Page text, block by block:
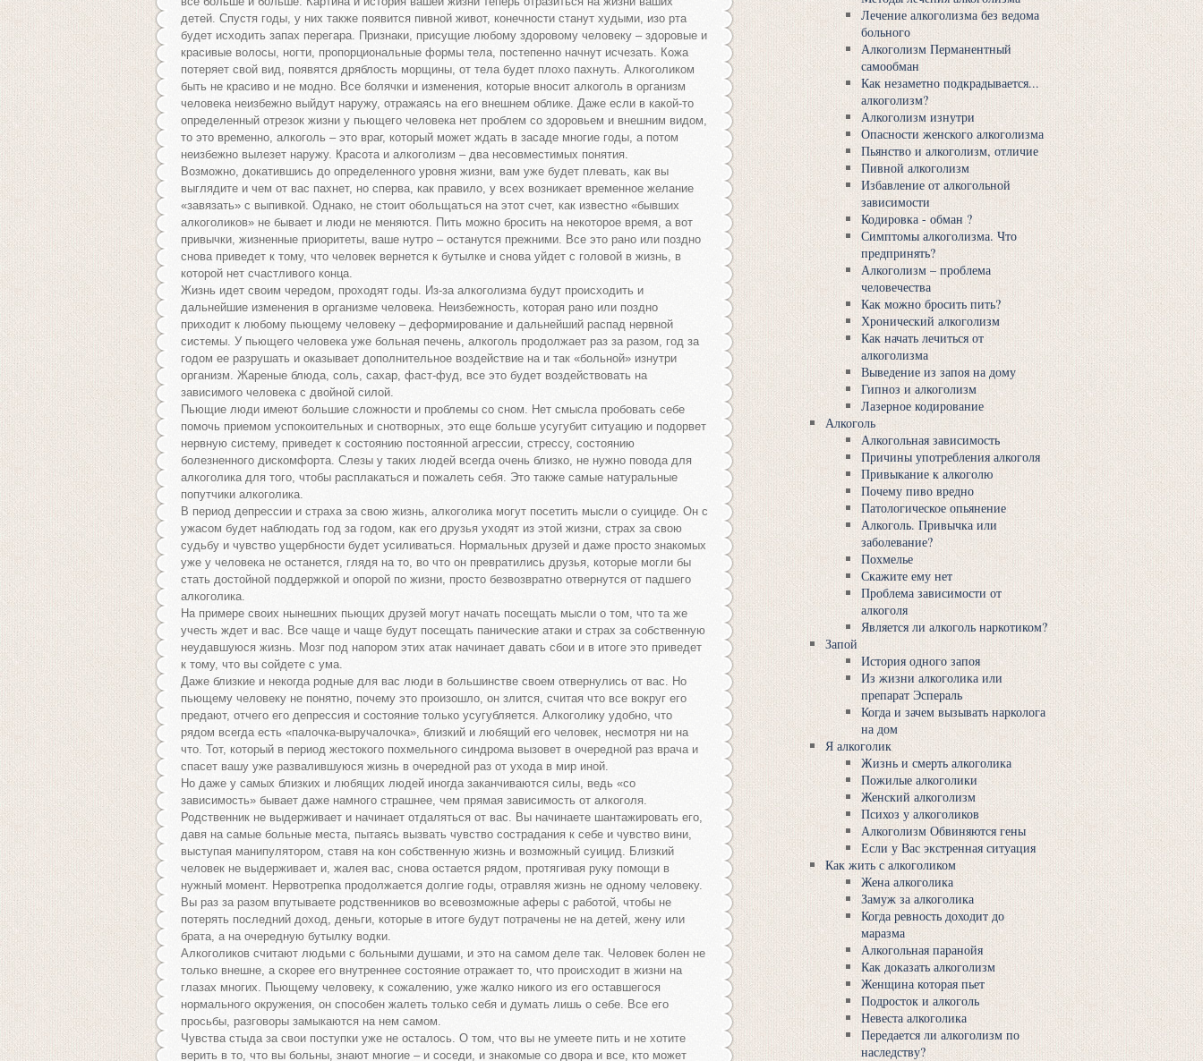
детей. Спустя годы, у них также появится пивной живот, конечности станут худыми, изо рта
будет исходить запах перегара. Признаки, присущие любому здоровому человеку – здоровые и
красивые волосы, ногти, пропорциональные формы тела, постепенно начнут исчезать. Кожа
потеряет свой вид, появятся дряблость морщины, от тела будет плохо пахнуть. Алкоголиком
быть не красиво и не модно. Все болячки и изменения, которые вносит алкоголь в организм
человека неизбежно выйдут наружу, отражаясь на его внешнем облике. Даже если в какой-то
определенный отрезок жизни у пьющего человека нет проблем со здоровьем и внешним видом,
то это временно, алкоголь – это враг, который может ждать в засаде многие годы, а потом
неизбежно вылезет наружу. Красота и алкоголизм – два несовместимых понятия.
Возможно, докатившись до определенного уровня жизни, вам уже будет плевать, как вы
выглядите и чем от вас пахнет, но сперва, как правило, у всех возникает временное желание
«завязать» с выпивкой. Однако, не стоит обольщаться на этот счет, как известно «бывших
алкоголиков» не бывает и люди не меняются. Пить можно бросить на некоторое время, а вот
привычки, жизненные приоритеты, ваше нутро – останутся прежними. Все это рано или поздно
снова приведет к тому, что человек вернется к бутылке и снова уйдет с головой в жизнь, в
которой нет счастливого конца.
Жизнь идет своим чередом, проходят годы. Из-за алкоголизма будут происходить и
дальнейшие изменения в организме человека. Неизбежность, которая рано или поздно
приходит к любому пьющему человеку – деформирование и дальнейший распад нервной
системы. У пьющего человека уже больная печень, алкоголь продолжает раз за разом, год за
годом ее разрушать и оказывает дополнительное воздействие на и так «больной» изнутри
организм. Жареные блюда, соль, сахар, фаст-фуд, все это будет воздействовать на
зависимого человека с двойной силой.
Пьющие люди имеют большие сложности и проблемы со сном. Нет смысла пробовать себе
помочь приемом успокоительных и снотворных, это еще больше усугубит ситуацию и подорвет
нервную систему, приведет к состоянию постоянной агрессии, стрессу, состоянию
болезненного дискомфорта. Слезы у таких людей всегда очень близко, не нужно повода для
алкоголика для того, чтобы расплакаться и пожалеть себя. Это также самые натуральные
попутчики алкоголика.
В период депрессии и страха за свою жизнь, алкоголика могут посетить мысли о суициде. Он с
ужасом будет наблюдать год за годом, как его друзья уходят из этой жизни, страх за свою
судьбу и чувство ущербности будет усиливаться. Нормальных друзей и даже просто знакомых
уже у человека не останется, глядя на то, во что он превратились друзья, которые могли бы
стать достойной поддержкой и опорой по жизни, просто безвозвратно отвернутся от падшего
алкоголика.
На примере своих нынешних пьющих друзей могут начать посещать мысли о том, что та же
учесть ждет и вас. Все чаще и чаще будут посещать панические атаки и страх за собственную
неудавшуюся жизнь. Мозг под напором этих атак начинает давать сбои и в итоге это приведет
к тому, что вы сойдете с ума.
Даже близкие и некогда родные для вас люди в большинстве своем отвернулись от вас. Но
пьющему человеку не понятно, почему это произошло, он злится, считая что все вокруг его
предают, отчего его депрессия и состояние только усугубляется. Алкоголику удобно, что
рядом всегда есть «палочка-выручалочка», близкий и любящий его человек, несмотря ни на
что. Тот, который в период жестокого похмельного синдрома вызовет в очередной раз врача и
спасет вашу уже развалившуюся жизнь в очередной раз от ухода в мир иной.
Но даже у самых близких и любящих людей иногда заканчиваются силы, ведь «со
зависимость» бывает даже намного страшнее, чем прямая зависимость от алкоголя.
Родственник не выдерживает и начинает отдаляться от вас. Вы начинаете шантажировать его,
давя на самые больные места, пытаясь вызвать чувство сострадания к себе и чувство вини,
выступая манипулятором, ставя на кон собственную жизнь и возможный суицид. Близкий
человек не выдерживает и, жалея вас, снова остается рядом, протягивая руку помощи в
нужный момент. Нервотрепка продолжается долгие годы, отравляя жизнь не одному человеку.
Вы раз за разом впутываете родственников во всевозможные аферы с работой, чтобы не
потерять последний доход, деньги, которые в итоге будут потрачены не на детей, жену или
брата, а на очередную бутылку водки.
Алкоголиков считают людьми с больными душами, и это на самом деле так. Человек болен не
только внешне, а скорее его внутреннее состояние отражает то, что происходит в жизни на
глазах многих. Пьющему человеку, к сожалению, уже жалко никого из его оставшегося
нормального окружения, он способен жалеть только себя и думать лишь о себе. Все его
просьбы, разговоры замыкаются на нем самом.
Чувства стыда за свои поступки уже не осталось. О том, что вы не умеете пить и не хотите
верить в то, что вы больны, знают многие – и соседи, и знакомые со двора и все, кто может
Лечение алкоголизма без ведома
больного
Алкоголизм Перманентный
самообман
Как незаметно подкрадывается...
алкоголизм?
Алкоголизм изнутри
Опасности женского алкоголизма
Пьянство и алкоголизм, отличие
Пивной алкоголизм
Избавление от алкогольной
зависимости
Кодировка - обман ?
Симптомы алкоголизма. Что
предпринять?
Алкоголизм – проблема
человечества
Как можно бросить пить?
Хронический алкоголизм
Как начать лечиться от
алкоголизма
Выведение из запоя на дому
Гипноз и алкоголизм
Лазерное кодирование
Алкоголь
Алкогольная зависимость
Причины употребления алкоголя
Привыкание к алкоголю
Почему пиво вредно
Патологическое опьянение
Алкоголь. Привычка или
заболевание?
Похмелье
Скажите ему нет
Проблема зависимости от
алкоголя
Является ли алкоголь наркотиком?
Запой
История одного запоя
Из жизни алкоголика или
препарат Эспераль
Когда и зачем вызывать нарколога
на дом
Я алкоголик
Жизнь и смерть алкоголика
Пожилые алкоголики
Женский алкоголизм
Психоз у алкоголиков
Алкоголизм Обвиняются гены
Если у Вас экстренная ситуация
Как жить с алкоголиком
Жена алкоголика
Замуж за алкоголика
Когда ревность доходит до
маразма
Алкогольная паранойя
Как доказать алкоголизм
Женщина которая пьет
Подросток и алкоголь
Невеста алкоголика
Передается ли алкоголизм по
наследству?